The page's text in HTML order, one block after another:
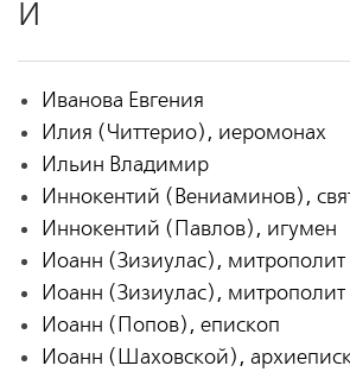
И
Иванова Евгения
Илия (Читтерио), иеромонах
Ильин Владимир
Иннокентий (Вениаминов),
Иннокентий (Павлов), игумен
Иоанн (Зизиулас), митрополит
Иоанн (Зизиулас), митрополит
Иоанн (Попов), епископ
Иоанн (Шаховской),